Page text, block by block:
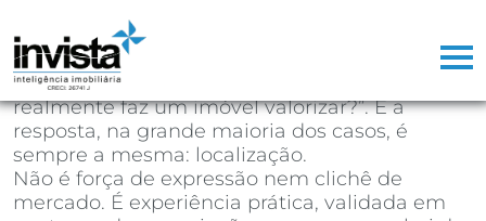
corretor de imóveis, já perdi a conta de
quantas vezes ouvi a mesma pergunta na
primeira reunião com um cliente: “o que
realmente faz um imóvel valorizar?”. E a
resposta, na grande maioria dos casos, é
sempre a mesma: localização.
Não é força de expressão nem clichê de
mercado. É experiência prática, validada em